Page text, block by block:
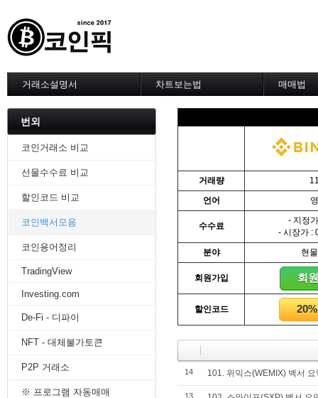
거래소설명서 차트보는법
2. 비트맥스 차트설정
5. 빗썸 차트설정
6. 트레이딩뷰
7. 크립토워치
2. 봉차트
3. 호가창,거래창
9. 골든크로스
10. 데드크로스
--------캔들 패턴--------
1. 캔들 패턴(1)
매매법
3. 골든크
5. MACD
6. RSI 매
7. 볼린저
8. 피보나
9. 거래량
10. 사께
11. 엘리
12. 쌍바
13. 지지
14. 일목
15. DMI
번외
코인거래소 비교
선물수수료 비교
할인코드 비교
코인백서모음
코인용어정리
TradingView
Investing.com
De-Fi - 디파이
NFT - 대체불가토큰
P2P 거래소
※ 프로그램 자동매매
거래량
언어
수수료
- 지정
- 시장가 :
분야
현물
회원가입 회
할인코드
14 101. 위믹스(WEMIX) 백서 요
13